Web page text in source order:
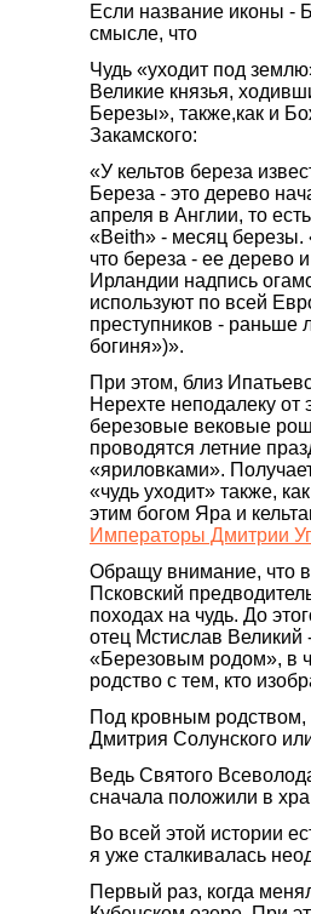
Если название иконы -
смысле, что
Чудь «уходит под
Великие князья,
Березы», также,как и
Закамского:
«У кельтов береза
Береза - это дерево
апреля в Англии, то
«Beith» - месяц березы.
что береза - ее дерево
Ирландии надпись
используют по всей
преступников - раньше
богиня»)».
При этом, близ
Нерехте неподалеку от
березовые вековые
проводятся летние
«яриловками».
«чудь уходит» также,
этим богом Яра и
Императоры Дмитрии
Обращу внимание, что
Псковский
походах на чудь. До
отец Мстислав
«Березовым родом», в
родство с тем, кто
Под кровным родством,
Дмитрия Солунского
Ведь Святого
сначала положили в
Во всей этой истории
я уже сталкивалась
Первый раз, когда